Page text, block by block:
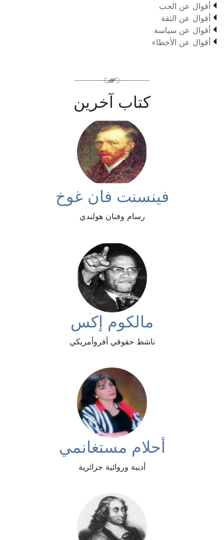
 أقوال عن الحب
 أقوال عن الثقة
 أقوال عن سياسة
 أقوال عن الأخطاء
كتاب آخرين
فينسنت فان غوخ
رسام وفنان هولندي
مالكوم إكس
ناشط حقوقي أفروأمريكي
أحلام مستغانمي
أديبة وروائية جزائرية